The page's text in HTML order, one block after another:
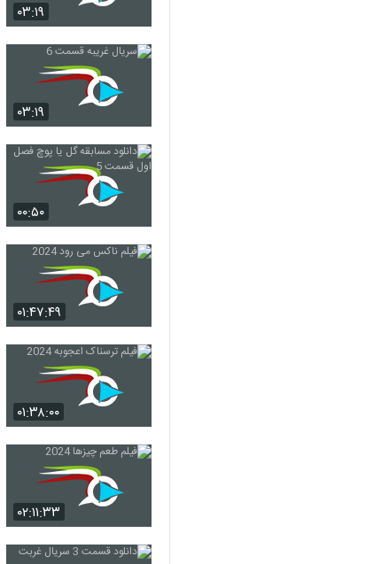
۰۳:۱۹
۰۳:۱۹
۰۰:۵۰
۰۱:۴۷:۴۹
۰۱:۳۸:۰۰
۰۲:۱۱:۳۳